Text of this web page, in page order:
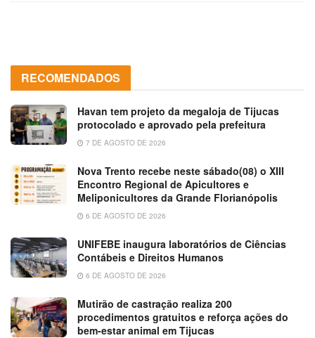
RECOMENDADOS
Havan tem projeto da megaloja de Tijucas
protocolado e aprovado pela prefeitura
7 DE AGOSTO DE 2026
Nova Trento recebe neste sábado(08) o XIII
Encontro Regional de Apicultores e
Meliponicultores da Grande Florianópolis
6 DE AGOSTO DE 2026
UNIFEBE inaugura laboratórios de Ciências
Contábeis e Direitos Humanos
6 DE AGOSTO DE 2026
Mutirão de castração realiza 200
procedimentos gratuitos e reforça ações do
bem-estar animal em Tijucas